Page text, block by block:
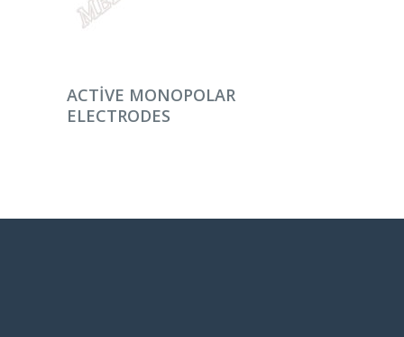
DEVAMINI OKU
ACTIVE MONOPOLAR
ELECTRODES